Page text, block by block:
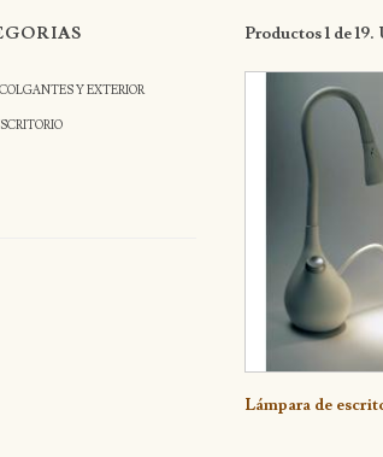
Productos 1 de
Detalle
Lámpara de
Y EXTERIOR